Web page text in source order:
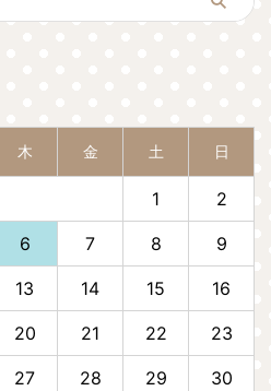
木 金 土 日
1 2
6 7 8 9
13 14 15 16
20 21 22 23
27 28 29 30